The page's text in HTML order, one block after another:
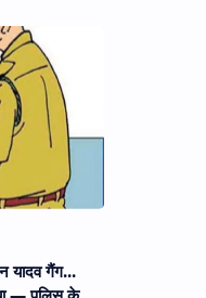
यादव गैंग...